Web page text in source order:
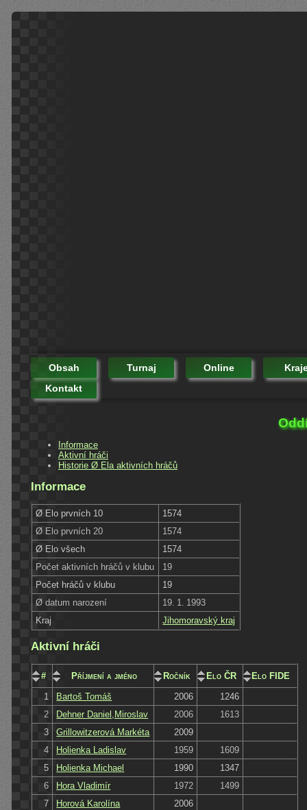
Obsah Turnaj Online
Kontakt
Informace
Aktivní hráči
Historie Ø Ela aktivních hráčů
Informace
Ø Elo prvních 10
1574
Ø Elo prvních 20
1574
Ø Elo všech
1574
Počet aktivních hráčů v klubu
19
Počet hráčů v klubu
19
Ø datum narození
19. 1. 1993
Kraj
Jihomoravský kraj
Aktivní hráči
# Příjmení a jméno Ročník Elo ČR
Elo FIDE
1
Bartoš Tomáš 2006
1246
2
Dehner Daniel,Miroslav 2006
1613
3
Grillowitzerová Markéta
2009
4
Holienka Ladislav 1959
1609
5
Holienka Michael 1990
1347
6
Hora Vladimír 1972
1499
7
Horová Karolína
2006